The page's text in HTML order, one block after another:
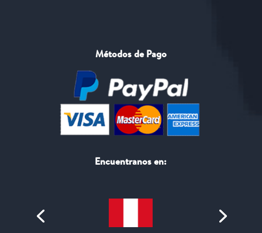
Métodos de Pago
Encuentranos en: